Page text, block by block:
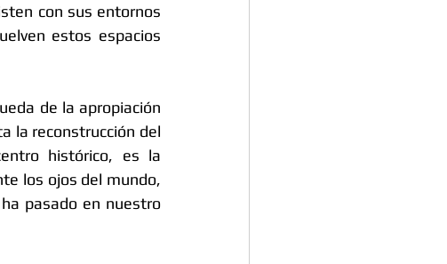
con sus entornos
estos espacios
de la apropiación
la reconstrucción del
histórico, es la
los ojos del mundo,
pasado en nuestro